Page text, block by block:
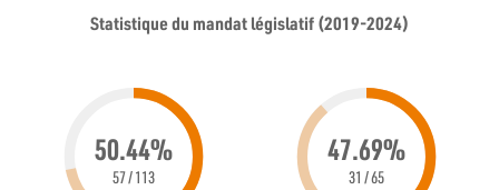
Statistique du mandat législatif (2019-2024)
50.44%
57 / 113
47.69%
31 / 65